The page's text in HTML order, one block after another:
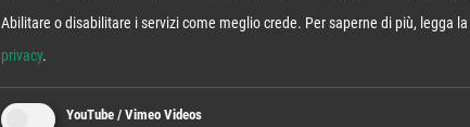
Abilitare o disabilitare i servizi come meglio crede. Per saperne di più, legga
privacy.
YouTube / Vimeo Videos